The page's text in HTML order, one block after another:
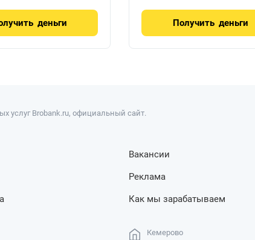
деньги Получить деньги
услуг Brobank.ru, официальный сайт.
Вакансии
Реклама
Как мы зарабатываем
Кемерово